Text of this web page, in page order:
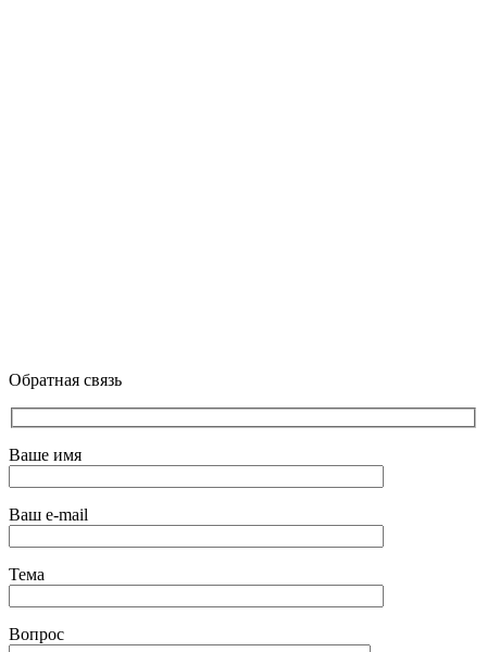
Обратная связь
Ваше имя
Ваш e-mail
Тема
Вопрос